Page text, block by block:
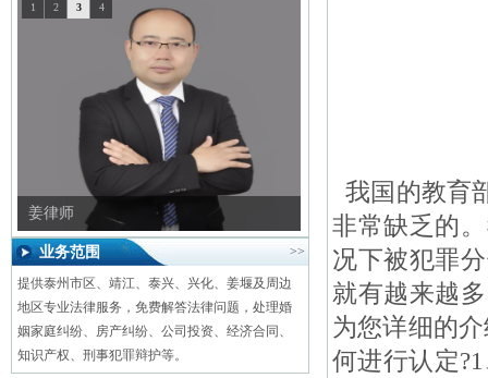
章律师
1 2 3 4
业务范围 >>
提供泰州市区、靖江、泰兴、兴化、姜堰及周边
地区专业法律服务，免费解答法律问题，处理婚
姻家庭纠纷、房产纠纷、公司投资、经济合同、
知识产权、刑事犯罪辩护等。
我国的教育
非常缺乏的
况下被犯罪
就有越来越
为您详细的
何进行认定